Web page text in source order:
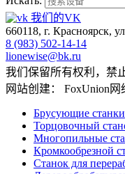
我们的VK
660118, г. Красноярск,
8 (983) 502-14-14
lionewise@bk.ru
我们保留所有权利，禁
网站创建： FoxUnion网
Брусующие станки
Торцовочный
Многопильные
Кромкообрезной
Станок для